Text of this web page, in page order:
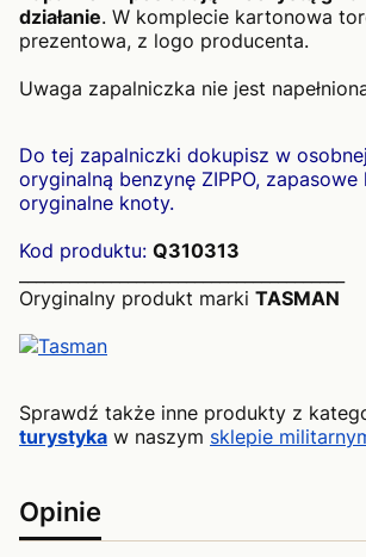
działanie. W komplecie kartonowa
prezentowa, z logo producenta.
Uwaga zapalniczka nie jest
Do tej zapalniczki dokupisz w
oryginalną benzynę ZIPPO, zapasowe
oryginalne knoty.
Kod produktu: Q310313
Oryginalny produkt marki TASMAN
Sprawdź także inne produkty z
turystyka w naszym sklepie
Opinie